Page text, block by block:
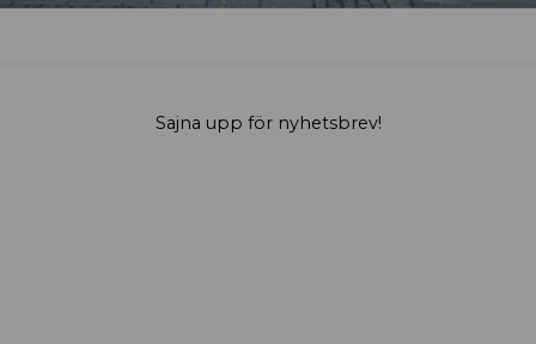
Sajna upp för nyhetsbrev!